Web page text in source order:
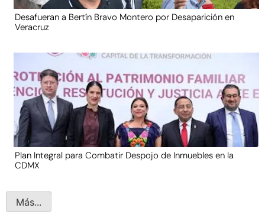
Desafueran a Bertín Bravo Montero por Desaparición en
Veracruz
Plan Integral para Combatir Despojo de Inmuebles en la
CDMX
Más...